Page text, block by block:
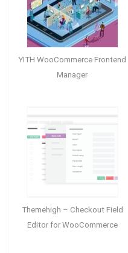
YITH WooCommerce Frontend
Manager
Themehigh – Checkout Field
Editor for WooCommerce